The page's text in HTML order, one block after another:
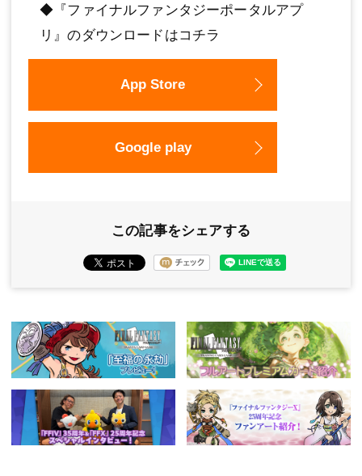
◆『ファイナルファンタジーポータルアプ
リ』のダウンロードはコチラ
App Store
Google play
この記事をシェアする